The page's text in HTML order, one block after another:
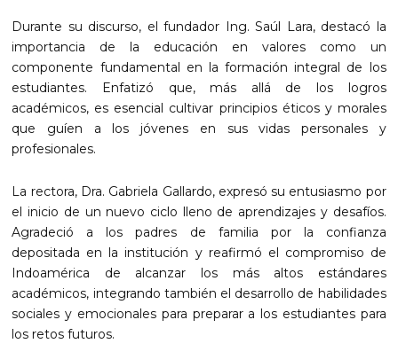
Durante su discurso, el fundador Ing. Saúl Lara, destacó la
importancia de la educación en valores como un
componente fundamental en la formación integral de los
estudiantes. Enfatizó que, más allá de los logros
académicos, es esencial cultivar principios éticos y morales
que guíen a los jóvenes en sus vidas personales y
profesionales.
La rectora, Dra. Gabriela Gallardo, expresó su entusiasmo por
el inicio de un nuevo ciclo lleno de aprendizajes y desafíos.
Agradeció a los padres de familia por la confianza
depositada en la institución y reafirmó el compromiso de
Indoamérica de alcanzar los más altos estándares
académicos, integrando también el desarrollo de habilidades
sociales y emocionales para preparar a los estudiantes para
los retos futuros.